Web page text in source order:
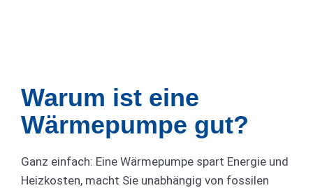
Warum ist eine
Wärmepumpe gut?
Ganz einfach: Eine Wärmepumpe spart Energie und
Heizkosten, macht Sie unabhängig von fossilen